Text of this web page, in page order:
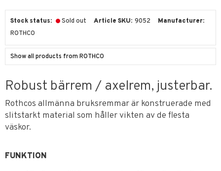
Stock status Sold out Article SKU 9052
Manufacturer
ROTHCO
Show all products from ROTHCO
Robust bärrem / axelrem, justerbar.
Rothcos allmänna bruksremmar är konstruerade med
slitstarkt material som håller vikten av de flesta
väskor.
FUNKTION